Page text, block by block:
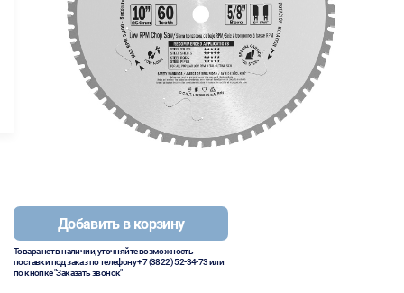
Добавить в корзину
Товара нет в наличии, уточняйте возможность
поставки под заказ по телефону+7 (3822) 52-34-73или
по кнопке "Заказать звонок"